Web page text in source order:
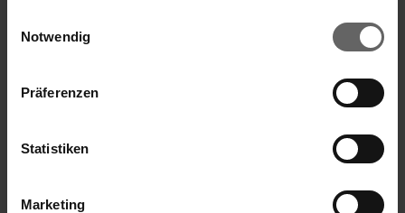
Cookies, wenn Sie unsere Webseite weiterhin nutzen.
Notwendig
Präferenzen
Statistiken
Marketing
Zgrzewarka próżniowa Vacu Power 100